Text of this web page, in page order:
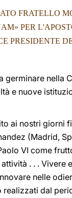
FRATELLO
PER
PRESIDENTE
germinare nella
e nuove
ai nostri giorni
(Madrid,
VI come
. . .
nelle
dal